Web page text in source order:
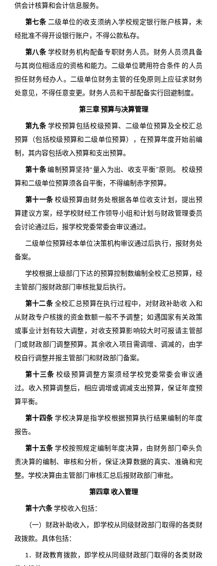
供会计核算和会计信息服务。
第七条 二级单位的收支须纳入学校规定银行账户核算，未
经批准不得开设银行账户，不得公款私存。
第八条 学校财务机构配备专职财务人员。财务人员须具备
与其岗位相适应的资格和能力。二级单位聘用符合条件 的人员
担任财务经办人。二级单位财务主管的任免原则上应征求财务
处意见，不得任意变更。财务人员和干部配备实行回避制度。
第三章 预算与决算管理
第九条 学校预算包括校级预算、二级单位预算及全校汇总
预算（包括校级预算和二级单位预算），在预算年度开始前编
制，其内容包括收入预算和支出预算。
第十条编制预算坚持“量入为出、收支平衡”原则。 校级预
算和二级单位预算须各自平衡，不得编制赤字预算。
第十一条 校级预算由财务处根据各单位收支计划，提出预
算建议方案，经学校财经工作领导小组和计划与财政管理委员
会讨论通过后，报学校党委常委会审议通过。
二级单位预算经本单位决策机构审议通过后执行，报财务处
备案。
学校根据上级部门下达的预算控制数编制全校汇总预算，经
主管部门报财政部门审核批复后执行。
第十二条 全校汇总预算在执行过程中，对财政补助收 入和
从财政专户核拨的资金数额一般不予调整；如遇国家有关政策
或事业计划有较大调整，对收支预算影响较大时可报请主管部
门或财政部门调整预算。其余收入项目需调增、调减的，由学
校自行调整并报主管部门和财政部门备案。
第十三条 校级预算调整方案须经学校党委常委会审议通
过。收入预算调整后，相应调增或调减支出预算，保证年度预
算平衡。
第十四条 学校决算是指学校根据预算执行结果编制的年度
报告。
第十五条 学校按照规定编制年度决算，由财务部门牵头负
责决算的编制、审核和分析，保证决算数据的真实、准确和完
整。学校决算由主管部门审核汇总后报财政部门审批。
第四章 收入管理
第十六条学校收入包括：
（一）财政补助收入，即学校从同级财政部门取得的各类财
政拨款。具体包括：
1．财政教育拨款，即学校从同级财政部门取得的各类财政